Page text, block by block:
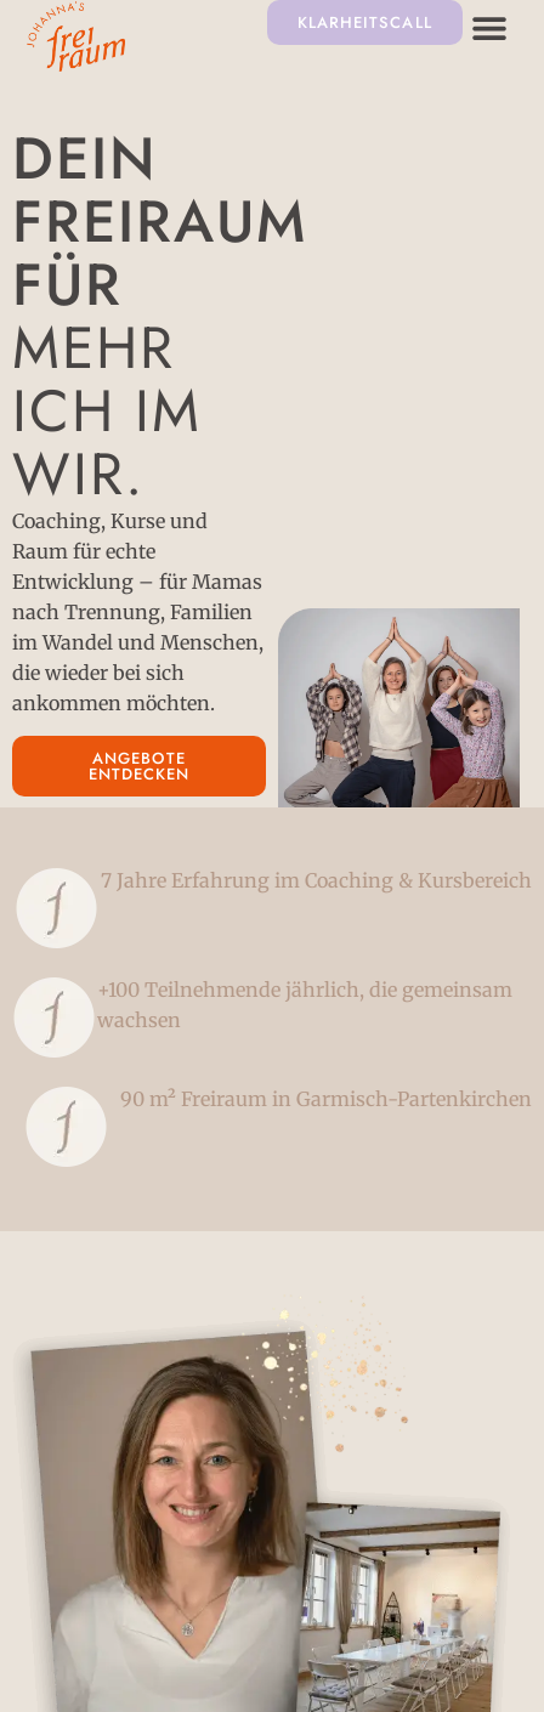
KLARHEITSCALL
DEIN
FREIRAUM
FÜR
MEHR
ICH IM
WIR.
Coaching, Kurse und
Raum für echte
Entwicklung – für Mamas
nach Trennung, Familien
im Wandel und Menschen,
die wieder bei sich
ankommen möchten.
ANGEBOTE
ENTDECKEN
7 Jahre Erfahrung im Coaching & Kursbereich​
+100 Teilnehmende jährlich, die gemeinsam
wachsen
90 m² Freiraum in Garmisch-Partenkirchen